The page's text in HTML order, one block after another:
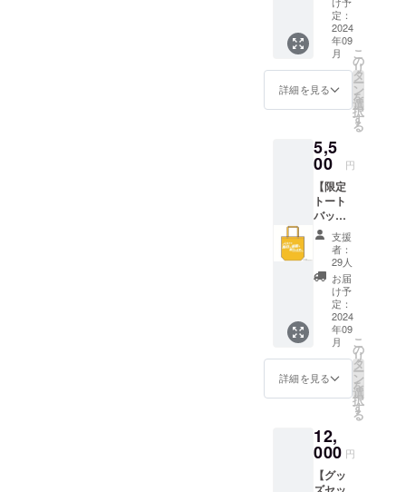
ンのタ
オルを
提供し
ます。
・商品
サイ
ズ：
34cm×
ご支援
確定後
の返
金・
キャン
セル・
交換
は、対
応いた
しかね
ますの
で、何
卒ご了
承くだ
さい。
定：
2024
年09
月
詳細を見る
こ
の
リ
タ
ー
ン
を
選
択
す
る
5,5
00 円
【限定
トート
バッ
グ】 ク
ラウド
ファン
ディン
グ限定
デザイ
ンの
トート
バッグ
を提供
しま
す。 ・
商品サ
幅
36cm×
高さ
37cm×
支援
者：
29人
お届
け予
定：
2024
年09
月
詳細を見る
こ
の
リ
タ
ー
ン
を
選
択
す
る
12,
000 円
【グッ